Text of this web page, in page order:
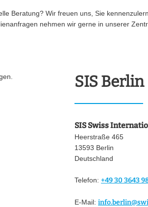
Beratung? Wir freuen uns, Sie
nehmen wir gerne in unserer
SIS Berlin
SIS Swiss
Heerstraße 465
13593 Berlin
Deutschland
Telefon:+49 30 3643
E-Mail: